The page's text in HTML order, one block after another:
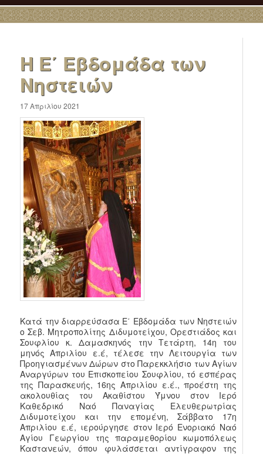
Η Ε΄ Εβδομάδα των
Νηστειών
17 Απριλίου 2021
Κατά την διαρρεύσασα Ε΄ Εβδομάδα των Νηστειών
ο Σεβ. Μητροπολίτης Διδυμοτείχου, Ορεστιάδος και
Σουφλίου κ. Δαμασκηνός την Τετάρτη, 14η του
μηνός Απριλίου ε.έ, τέλεσε την Λειτουργία των
Προηγιασμένων Δώρων στο Παρεκκλήσιο των Αγίων
Αναργύρων του Επισκοπείου Σουφλίου, τό εσπέρας
της Παρασκευής, 16ης Απριλίου ε.έ., προέστη της
ακολουθίας του Ακαθίστου Ύμνου στον Ιερό
Καθεδρικό Ναό Παναγίας Ελευθερωτρίας
Διδυμοτείχου και την επομένη, Σάββατο 17η
Απριλίου ε.έ, ιερούργησε στον Ιερό Ενοριακό Ναό
Αγίου Γεωργίου της παραμεθορίου κωμοπόλεως
Καστανεών, όπου φυλάσσεται αντίγραφον της